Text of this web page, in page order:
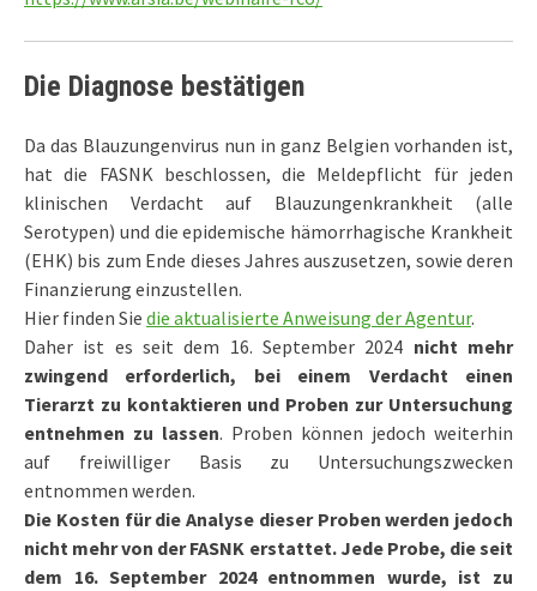
Die Diagnose bestätigen
Da das Blauzungenvirus nun in ganz Belgien vorhanden ist,
hat die FASNK beschlossen, die Meldepflicht für jeden
klinischen Verdacht auf Blauzungenkrankheit (alle
Serotypen) und die epidemische hämorrhagische Krankheit
(EHK) bis zum Ende dieses Jahres auszusetzen, sowie deren
Finanzierung einzustellen.
Hier finden Sie die aktualisierte Anweisung der Agentur.
Daher ist es seit dem 16. September 2024 nicht mehr
zwingend erforderlich, bei einem Verdacht einen
Tierarzt zu kontaktieren und Proben zur Untersuchung
entnehmen zu lassen. Proben können jedoch weiterhin
auf freiwilliger Basis zu Untersuchungszwecken
entnommen werden.
Die Kosten für die Analyse dieser Proben werden jedoch
nicht mehr von der FASNK erstattet. Jede Probe, die seit
dem 16. September 2024 entnommen wurde, ist zu